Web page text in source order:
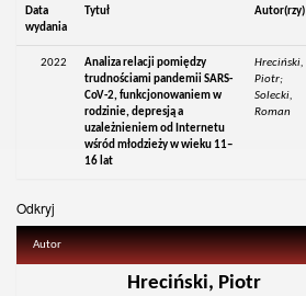
Data
wydania
Tytuł Autor(rzy)
2022
Analiza relacji pomiędzy
trudnościami pandemii SARS-
CoV-2, funkcjonowaniem w
rodzinie, depresją a
uzależnieniem od Internetu
wśród młodzieży w wieku 11–
16 lat
Hreciński,
Piotr;
Solecki,
Roman
Odkryj
Autor
Hreciński, Piotr